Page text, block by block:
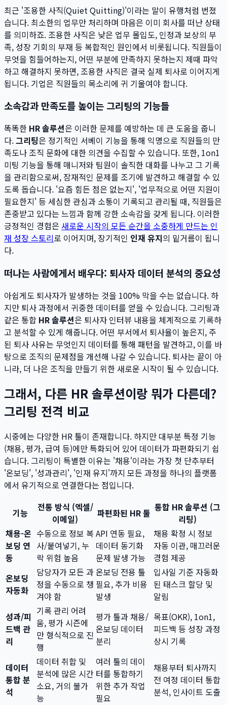
최근 '조용한 사직(Quiet Quitting)'이라는 말이 유행처럼 번졌
습니다. 최소한의 업무만 처리하며 마음은 이미 회사를 떠난 상태
를 의미하죠. 조용한 사직은 낮은 업무 몰입도, 인정과 보상의 부
족, 성장 기회의 부재 등 복합적인 원인에서 비롯됩니다. 직원들이
무엇을 힘들어하는지, 어떤 부분에 만족하지 못하는지 제때 파악
하고 해결하지 못하면, 조용한 사직은 결국 실제 퇴사로 이어지게
됩니다. 기업은 직원들의 목소리에 귀 기울여야 합니다.
소속감과 만족도를 높이는 그리팅의 기능들
똑똑한 HR 솔루션은 이러한 문제를 예방하는 데 큰 도움을 줍니
다.그리팅은 정기적인 서베이 기능을 통해 익명으로 직원들의 만
족도나 조직 문화에 대한 의견을 수집할 수 있습니다. 또한, 1on1
미팅 기능을 통해 매니저와 팀원이 솔직한 대화를 나누고 그 기록
을 관리함으로써, 잠재적인 문제를 조기에 발견하고 해결할 수 있
도록 돕습니다. '요즘 힘든 점은 없는지', '업무적으로 어떤 지원이
필요한지' 등 세심한 관심과 소통이 기록되고 관리될 때, 직원들은
존중받고 있다는 느낌과 함께 강한 소속감을 갖게 됩니다. 이러한
긍정적인 경험은 새로운 시작의 모든 순간을 소중하게 만드는 인
재 성장 스토리로 이어지며, 장기적인 인재 유지의 밑거름이 됩니
다.
떠나는 사람에게서 배우다: 퇴사자 데이터 분석의 중요성
아쉽게도 퇴사자가 발생하는 것을 100% 막을 수는 없습니다. 하
지만 퇴사 과정에서 귀중한 데이터를 얻을 수 있습니다. 그리팅과
같은 통합 HR 솔루션은 퇴사자 인터뷰 내용을 체계적으로 기록하
고 분석할 수 있게 해줍니다. 어떤 부서에서 퇴사율이 높은지, 주
된 퇴사 사유는 무엇인지 데이터를 통해 패턴을 발견하고, 이를 바
탕으로 조직의 문제점을 개선해 나갈 수 있습니다. 퇴사는 끝이 아
니라, 더 나은 조직을 만들기 위한 새로운 시작이 될 수 있습니다.
그래서, 다른 HR 솔루션이랑 뭐가 다른데?
그리팅 전격 비교
시중에는 다양한 HR 툴이 존재합니다. 하지만 대부분 특정 기능
(채용, 평가, 급여 등)에만 특화되어 있어 데이터가 파편화되기 쉽
습니다. 그리팅이 특별한 이유는 '채용'이라는 가장 첫 단추부터
'온보딩', '성과관리', '인재 유지'까지 모든 과정을 하나의 플랫폼
에서 유기적으로 연결한다는 점입니다.
기능
전통 방식 (엑셀/
이메일)
파편화된 HR 툴 통합 HR 솔루션 (그
리팅)
채용-온
보딩 연
동
수동으로 정보 복
사/붙여넣기, 누
락 위험 높음
API 연동 필요,
데이터 동기화
문제 발생 가능
채용 확정 시 정보
자동 이관, 매끄러운
경험 제공
온보딩
자동화
담당자가 모든 과
정을 수동으로 챙
겨야 함
온보딩 전용 툴
필요, 추가 비용
발생
입사일 기준 자동화
된 태스크 할당 및
알림
성과/피
드백 관
리
기록 관리 어려
움, 평가 시즌에
만 형식적으로 진
행
평가 툴과 채용/
온보딩 데이터
분리
목표(OKR), 1on1,
피드백 등 성장 과정
상시 기록
데이터
통합 분
석
데이터 취합 및
분석에 많은 시간
소요, 거의 불가
능
여러 툴의 데이
터를 통합하기
위한 추가 작업
필요
채용부터 퇴사까지
전 여정 데이터 통합
분석, 인사이트 도출